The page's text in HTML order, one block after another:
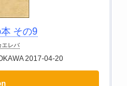
その9
エレバ
2017-04-20